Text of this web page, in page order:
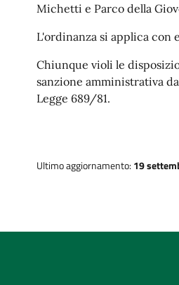
Michetti e Parco della
L'ordinanza si applica con
Chiunque violi le
sanzione amministrativa
Legge 689/81.
Ultimo aggiornamento: 19